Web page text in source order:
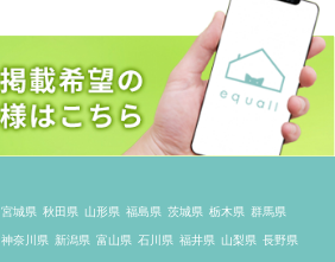
宮城県 秋田県 山形県 福島県 茨城県 栃木県 群馬県
神奈川県 新潟県 富山県 石川県 福井県 山梨県 長野県